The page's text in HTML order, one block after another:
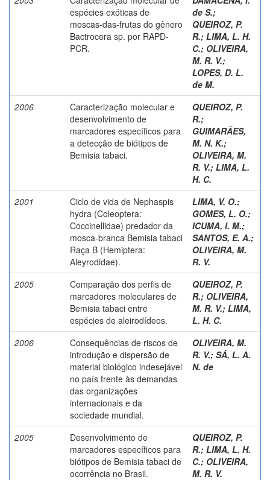
espécies exóticas de
moscas-das-frutas do gênero
Bactrocera sp. por RAPD-
PCR.
de S.;
QUEIROZ, P.
R.; LIMA, L. H.
C.; OLIVEIRA,
M. R. V.;
LOPES, D. L.
de M.
2006
Caracterização molecular e
desenvolvimento de
marcadores específicos para
a detecção de biótipos de
Bemisia tabaci.
QUEIROZ, P.
R.;
GUIMARÃES,
M. N. K.;
OLIVEIRA, M.
R. V.; LIMA, L.
H. C.
2001
Ciclo de vida de Nephaspis
hydra (Coleoptera:
Coccinellidae) predador da
mosca-branca Bemisia tabaci
Raça B (Hemiptera:
Aleyrodidae).
LIMA, V. O.;
GOMES, L. O.;
ICUMA, I. M.;
SANTOS, E. A.;
OLIVEIRA, M.
R. V.
2005
Comparação dos perfis de
marcadores moleculares de
Bemisia tabaci entre
espécies de aleirodídeos.
QUEIROZ, P.
R.; OLIVEIRA,
M. R. V.; LIMA,
L. H. C.
2006
Consequências de riscos de
introdução e dispersão de
material biológico indesejável
no país frente às demandas
das organizações
internacionais e da
sociedade mundial.
OLIVEIRA, M.
R. V.; SÁ, L. A.
N. de
2005
Desenvolvimento de
marcadores específicos para
biótipos de Bemisia tabaci de
ocorrência no Brasil.
QUEIROZ, P.
R.; LIMA, L. H.
C.; OLIVEIRA,
M. R. V.